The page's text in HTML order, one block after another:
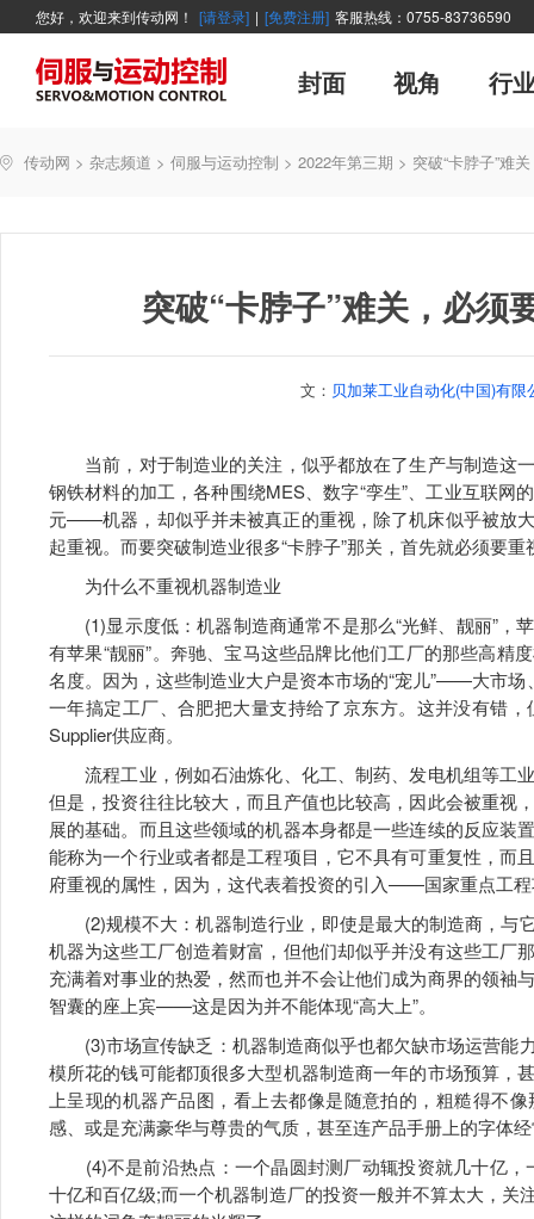
您好，欢迎来到传动网！ [请登录] | [免费注册] 客服热线：0755-83736590
封面 视角
产业活动
行
企业管理
智能制造
技术与应用
传动网 > 杂志频道 > 伺服与运动控制 > 2022年第三期 > 突破“卡脖子”难
突破“卡脖子”难关，必须
文： 贝加莱工业自动化(中国)有限
当前，对于制造业的关注，似乎都放在了生产与制造这
钢铁材料的加工，各种围绕MES、数字“孪生”、工业互联
元——机器，却似乎并未被真正的重视，除了机床似乎被放
起重视。而要突破制造业很多“卡脖子”那关，首先就必须要
为什么不重视机器制造业
(1)显示度低：机器制造商通常不是那么“光鲜、靓丽”，
有苹果“靓丽”。奔驰、宝马这些品牌比他们工厂的那些高精
名度。因为，这些制造业大户是资本市场的“宠儿”——大市场
一年搞定工厂、合肥把大量支持给了京东方。这并没有错
Supplier供应商。
流程工业，例如石油炼化、化工、制药、发电机组等工
但是，投资往往比较大，而且产值也比较高，因此会被重视
展的基础。而且这些领域的机器本身都是一些连续的反应
能称为一个行业或者都是工程项目，它不具有可重复性，
府重视的属性，因为，这代表着投资的引入——国家重点工
(2)规模不大：机器制造行业，即使是最大的制造商，与
机器为这些工厂创造着财富，但他们却似乎并没有这些工厂
充满着对事业的热爱，然而也并不会让他们成为商界的领
智囊的座上宾——这是因为并不能体现“高大上”。
(3)市场宣传缺乏：机器制造商似乎也都欠缺市场运营能
模所花的钱可能都顶很多大型机器制造商一年的市场预算，
上呈现的机器产品图，看上去都像是随意拍的，粗糙得不
感、或是充满豪华与尊贵的气质，甚至连产品手册上的字体
(4)不是前沿热点：一个晶圆封测厂动辄投资就几十亿，
十亿和百亿级;而一个机器制造厂的投资一般并不算太大，